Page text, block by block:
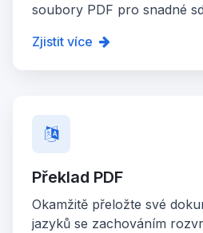
soubory PDF pro snadné
Zjistit více
Překlad PDF
Okamžitě přeložte své
jazyků se zachováním